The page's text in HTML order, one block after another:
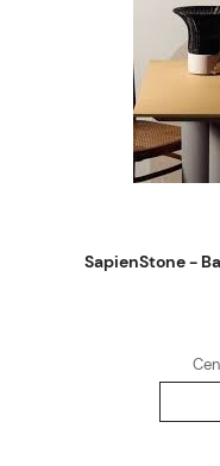
SapienStone -